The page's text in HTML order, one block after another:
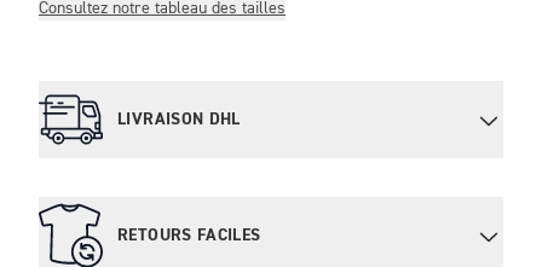
Consultez notre tableau des tailles
LIVRAISON DHL
RETOURS FACILES